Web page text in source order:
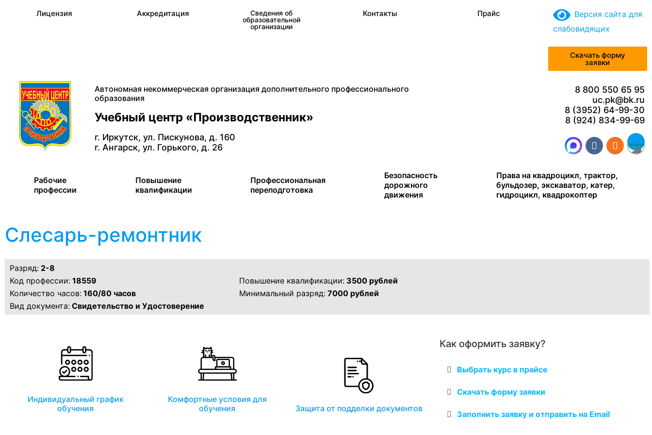
Лицензия Аккредитация
Сведения об
образовательной
организации
Контакты Прайс
Версия сайта для
слабовидящих
Скачать форму
заявки
Автономная некоммерческая организация дополнительного профессионального
образования
Учебный центр «Производственник»
г. Иркутск, ул. Пискунова, д. 160
г. Ангарск, ул. Горького, д. 26
8 800 550 65 95
uc.pk@bk.ru
8 (3952) 64-99-30
8 (924) 834-99-69
Рабочие
профессии
Повышение
квалификации
Профессиональная
переподготовка
Безопасность
дорожного
движения
Права на квадроцикл, трактор,
бульдозер, экскаватор, катер,
гидроцикл, квадрокоптер
Слесарь-ремонтник
Разряд: 2-8
Код профессии: 18559
Количество часов: 160/80 часов
Вид документа: Свидетельство и Удостоверение
Повышение квалификации: 3500 рублей
Минимальный разряд: 7000 рублей
Индивидуальный график
обучения
Комфортные условия для
обучения
Защита от подделки документов
Как оформить заявку?
Выбрать курс в прайсе
Скачать форму заявки
Заполнить заявку и отправить на Email